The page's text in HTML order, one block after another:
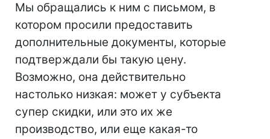
Мы обращались к ним с письмом, в
котором просили предоставить
дополнительные документы, которые
подтверждали бы такую цену.
Возможно, она действительно
настолько низкая: может у субъекта
супер скидки, или это их же
производство, или еще какая-то